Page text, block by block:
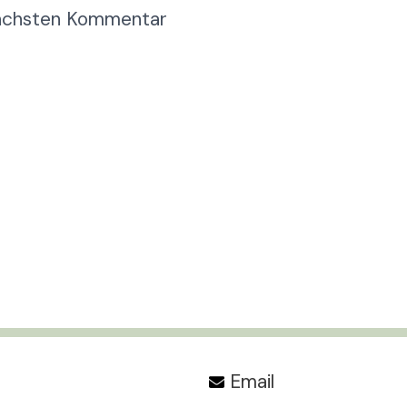
Kommentar
Email